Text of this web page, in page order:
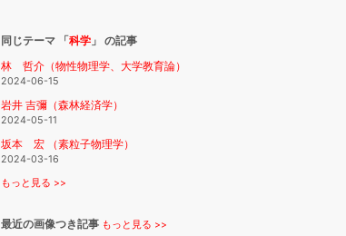
同じテーマ 「科学 」 の記事
林 哲介（物性物理学、大学教育論）
2024-06-15
岩井 吉彌（森林経済学）
2024-05-11
坂本 宏 （素粒子物理学）
2024-03-16
もっと見る >>
最近の画像つき記事 もっと見る >>